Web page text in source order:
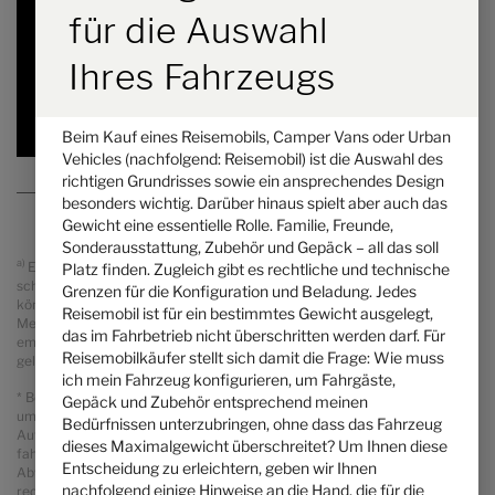
7,89 m
Technisch zulässige Gesamtmasse
a) Es handelt sich um eine unverbindliche Preisempfehlung, die auf den
schweizerischen Verkaufspreisen basiert. Preise in anderen Ländern
können aufgrund der Währungsumrechnung und der länderspezifischen
Mehrwertsteuer, Gebühren und Einfuhrzölle abweichen. Daher wird
empfohlen, einen örtlichen Händler nach den für das jeweilige Land
geltenden Preisen zu fragen, um den aktuellsten Stand zu erfahren.
* Bei der angegebenen Masse in fahrbereitem Zustand handelt es sich
um einen im Typgenehmigungsverfahren festgelegten Standardwert.
Aufgrund von Fertigungstoleranzen kann die real gewogene Masse in
fahrbereitem Zustand vom oben angegebenen Wert abweichen.
Abweichungen von bis zu ± 5 % der Masse in fahrbereitem Zustand sind
rechtlich zulässig und möglich. Die zulässige Spanne in Kilogramm ist im
für die Auswahl
Ihres Fahrzeugs
Beim Kauf eines Reisemobils, Camper Vans oder Urban
Vehicles (nachfolgend: Reisemobil) ist die Auswahl des
richtigen Grundrisses sowie ein ansprechendes Design
besonders wichtig. Darüber hinaus spielt aber auch das
Gewicht eine essentielle Rolle. Familie, Freunde,
Sonderausstattung, Zubehör und Gepäck – all das soll
Platz finden. Zugleich gibt es rechtliche und technische
Grenzen für die Konfiguration und Beladung. Jedes
Reisemobil ist für ein bestimmtes Gewicht ausgelegt,
das im Fahrbetrieb nicht überschritten werden darf. Für
Reisemobilkäufer stellt sich damit die Frage: Wie muss
ich mein Fahrzeug konfigurieren, um Fahrgäste,
Gepäck und Zubehör entsprechend meinen
Bedürfnissen unterzubringen, ohne dass das Fahrzeug
dieses Maximalgewicht überschreitet? Um Ihnen diese
Entscheidung zu erleichtern, geben wir Ihnen
nachfolgend einige Hinweise an die Hand, die für die